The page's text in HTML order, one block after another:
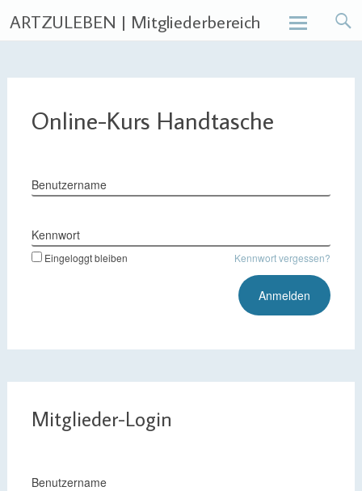
ARTZULEBEN | Mitgliederbereich
Online-Kurs Handtasche
Benutzername
Kennwort
Eingeloggt bleiben Kennwort vergessen?
Mitglieder-Login
Benutzername